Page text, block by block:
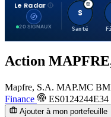
Le Radar
20 SIGNAUX
S
Santé
Action
Mapfre, S.A. MAP.MC
Finance
ES0124244E34
Ajouter à mon portefeuille